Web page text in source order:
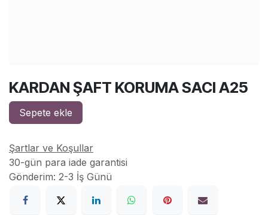
KARDAN ŞAFT KORUMA SACI A25
Sepete ekle
Şartlar ve Koşullar
30-gün para iade garantisi
Gönderim: 2-3 İş Günü